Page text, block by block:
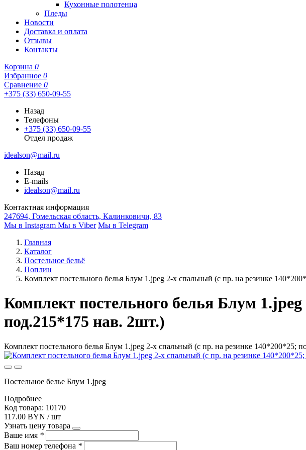
Кухонные полотенца
Пледы
Новости
Доставка и оплата
Отзывы
Контакты
Корзина 0
Избранное 0
Сравнение 0
+375 (33) 650-09-55
Назад
Телефоны
+375 (33) 650-09-55
Отдел продаж
idealson@mail.ru
Назад
E-mails
idealson@mail.ru
Контактная информация
247694, Гомельская область, Калинковичи, 83
Мы в Instagram Мы в Viber Мы в Telegram
Главная
Каталог
Постельное бельё
Поплин
Комплект постельного белья Блум 1.jpeg 2-х спальный (с пр. на резинке
Комплект постельного белья Блум
под.215*175 нав. 2шт.)
Комплект постельного белья Блум 1.jpeg 2-х спальный (с пр. на резинке 140*200*25;
Постельное белье Блум 1.jpeg
Подробнее
Код товара: 10170
117.00 BYN / шт
Узнать цену товара
Ваше имя *
Ваш номер телефона *